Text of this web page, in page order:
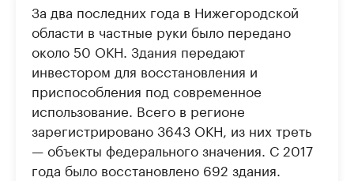
За два последних года в Нижегородской
области в частные руки было передано
около 50 ОКН. Здания передают
инвестором для восстановления и
приспособления под современное
использование. Всего в регионе
зарегистрировано 3643 ОКН, из них треть
— объекты федерального значения. С 2017
года было восстановлено 692 здания.